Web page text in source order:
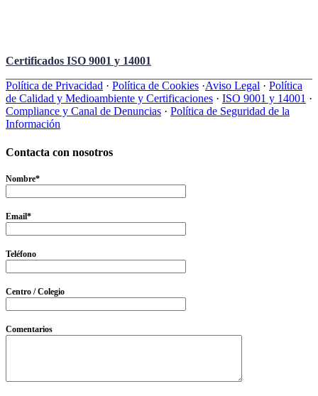
Certificados ISO 9001 y 14001
Política de Privacidad · Política de Cookies ·Aviso Legal · Política
de Calidad y Medioambiente y Certificaciones · ISO 9001 y 14001 ·
Compliance y Canal de Denuncias · Política de Seguridad de la
Información
Contacta con nosotros
Nombre*
Email*
Teléfono
Centro / Colegio
Comentarios